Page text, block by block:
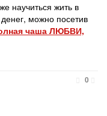
научиться жить в
можно посетив
чаша ЛЮБВИ,
0